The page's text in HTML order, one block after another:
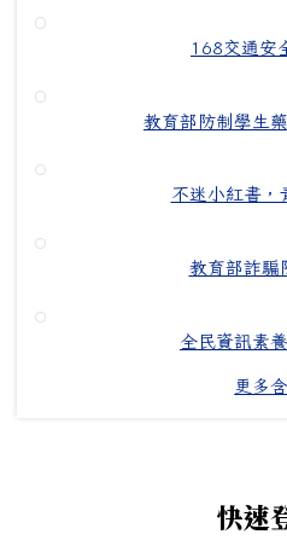
168交通安
教育部防制學生
不迷小紅書，
教育部詐騙
全民資訊素
更多
快速